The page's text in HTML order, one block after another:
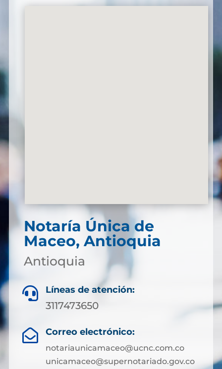
Notaría Única de
Maceo, Antioquia
Antioquia
 Líneas de atención:
3117473650
 Correo electrónico:
notariaunicamaceo@ucnc.com.co
unicamaceo@supernotariado.gov.co